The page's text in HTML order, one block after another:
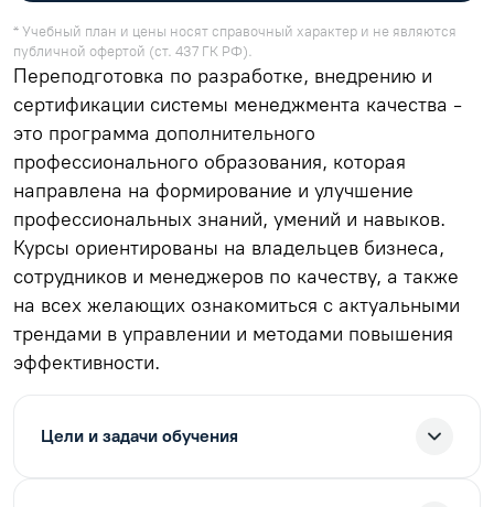
* Учебный план и цены носят справочный характер и не являются
публичной офертой (ст. 437 ГК РФ).
Переподготовка по разработке, внедрению и
сертификации системы менеджмента качества -
это программа дополнительного
профессионального образования, которая
направлена на формирование и улучшение
профессиональных знаний, умений и навыков.
Курсы ориентированы на владельцев бизнеса,
сотрудников и менеджеров по качеству, а также
на всех желающих ознакомиться с актуальными
трендами в управлении и методами повышения
эффективности.
Цели и задачи обучения